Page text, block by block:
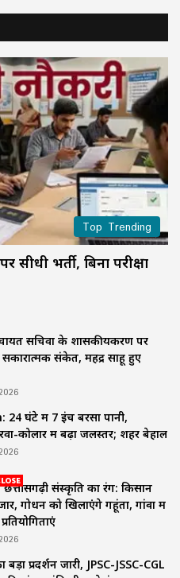
Top Trending
सीधी भर्ती, बिना परीक्षा
सचिवों के शासकीयकरण पर
संकेत, महेंद्र साहू हुए
24 घंटे में 7 इंच बरसा पानी,
कोलार में बढ़ा जलस्तर; शहर बेहाल
छत्तीसगढ़ी संस्कृति का रंग: किसान
गोधन को खिलाएंगे गहूंता, गांवों में
बड़ा प्रदर्शन जारी, JPSC-JSSC-CGL